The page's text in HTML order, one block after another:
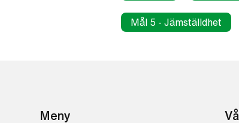
Mål 5 - Jämställdhet
Meny